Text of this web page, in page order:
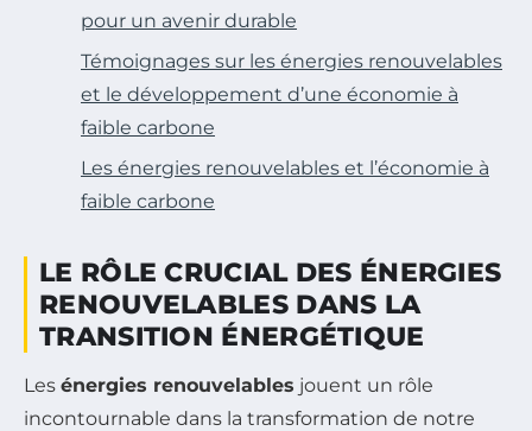
pour un avenir durable
Témoignages sur les énergies renouvelables
et le développement d’une économie à
faible carbone
Les énergies renouvelables et l’économie à
faible carbone
LE RÔLE CRUCIAL DES ÉNERGIES
RENOUVELABLES DANS LA
TRANSITION ÉNERGÉTIQUE
Les énergies renouvelables jouent un rôle
incontournable dans la transformation de notre